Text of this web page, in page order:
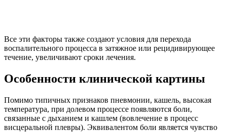
Все эти факторы также создают условия для перехода
воспалительного процесса в затяжное или рецидивирующее
течение, увеличивают сроки лечения.
Особенности клинической картины
Помимо типичных признаков пневмонии, кашель, высокая
температура, при долевом процессе появляются боли,
связанные с дыханием и кашлем (вовлечение в процесс
висцеральной плевры). Эквивалентом боли является чувство